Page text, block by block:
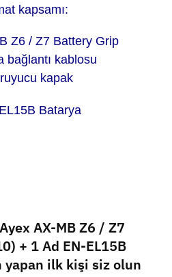
kapsamı:
Z6 / Z7 Battery Grip
bağlantı kablosu
kapak
Batarya
AX-MB Z6 / Z7
+ 1 Ad EN-EL15B
yapan ilk kişi siz olun